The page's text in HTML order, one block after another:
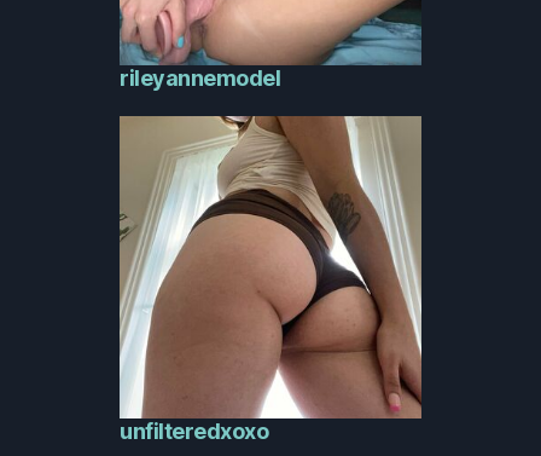
rileyannemodel
unfilteredxoxo